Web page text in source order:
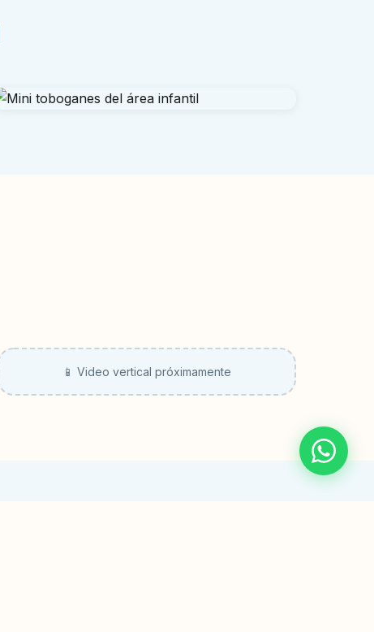
📱 Video vertical próximamente